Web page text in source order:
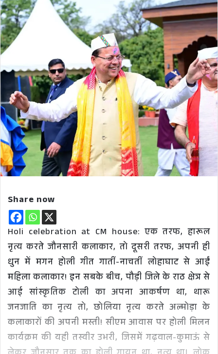
Share now
Holi celebration at CM house: एक तरफ, हारूल
नृत्य करते जौनसारी कलाकार, तो दूसरी तरफ, अपनी ही
धुन में मगन होली गीत गातीं-नाचतीं लोहाघाट से आईं
महिला कलाकार! इन सबके बीच, पौड़ी जिले के राठ क्षेत्र से
आई सांस्कृतिक टोली का अपना आकर्षण था, थारू
जनजाति का नृत्य तो, छोलिया नृत्य करते अल्मोड़ा के
कलाकारों की अपनी मस्ती! सीएम आवास पर होली मिलन
कार्यक्रम की यही तस्वीर उभरी, जिसमें गढ़वाल-कुमाऊं से